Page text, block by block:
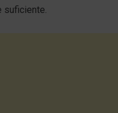
suficiente.